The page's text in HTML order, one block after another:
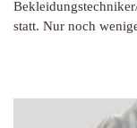
statt. Nur noch